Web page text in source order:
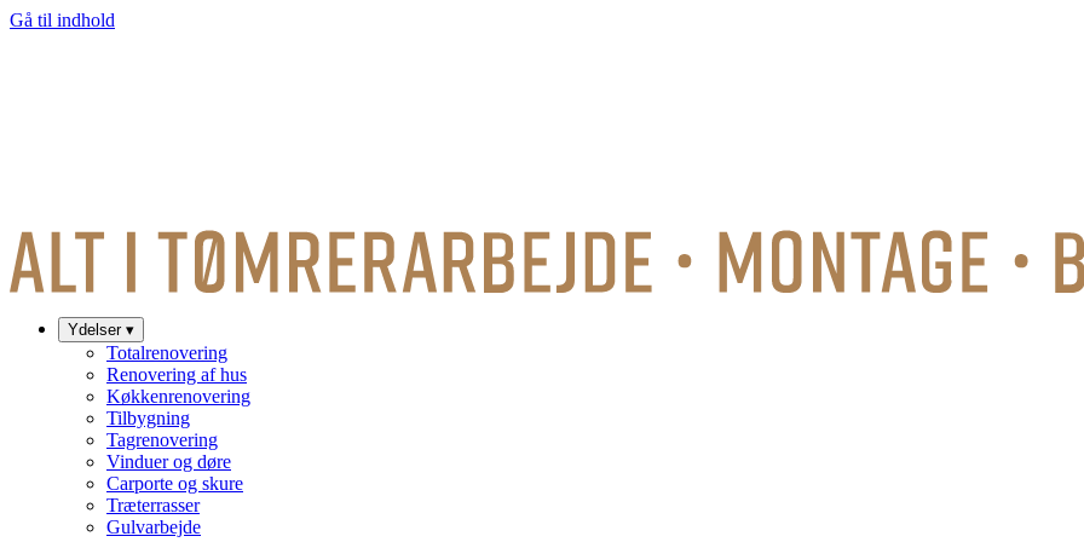
Gå til indhold
Ydelser ▾
Totalrenovering
Renovering af hus
Køkkenrenovering
Tilbygning
Tagrenovering
Vinduer og døre
Carporte og skure
Træterrasser
Gulvarbejde